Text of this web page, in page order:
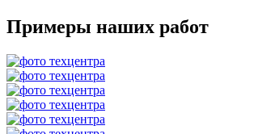
Примеры наших работ